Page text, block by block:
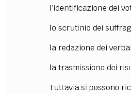
l’identificazione dei
lo scrutinio dei
la redazione dei
la trasmissione dei
Tuttavia si possono